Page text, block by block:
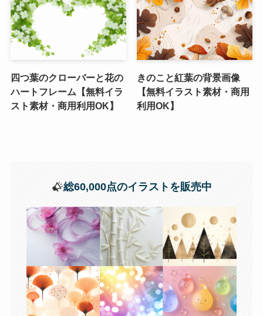
四つ葉のクローバーと花の
ハートフレーム【無料イラ
スト素材・商用利用OK】
きのこと紅葉の背景画像
【無料イラスト素材・商用
利用OK】
総60,000点のイラストを販売中